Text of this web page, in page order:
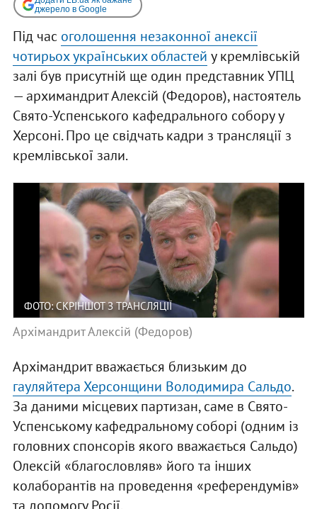
джерело в Google
Під час оголошення незаконної анексії
чотирьох українських областей у кремлівській
залі був присутній ще один представник УПЦ
— архимандрит Алексій (Федоров), настоятель
Свято-Успенського кафедрального собору у
Херсоні. Про це свідчать кадри з трансляції з
кремлівської зали.
ФОТО: СКРІНШОТ З ТРАНСЛЯЦІЇ
Архімандрит Алексій (Федоров)
Архімандрит вважається близьким до
гауляйтера Херсонщини Володимира Сальдо.
За даними місцевих партизан, саме в Свято-
Успенському кафедральному соборі (одним із
головних спонсорів якого вважається Сальдо)
Олексій «благословляв» його та інших
колаборантів на проведення «референдумів»
та допомогу Росії.